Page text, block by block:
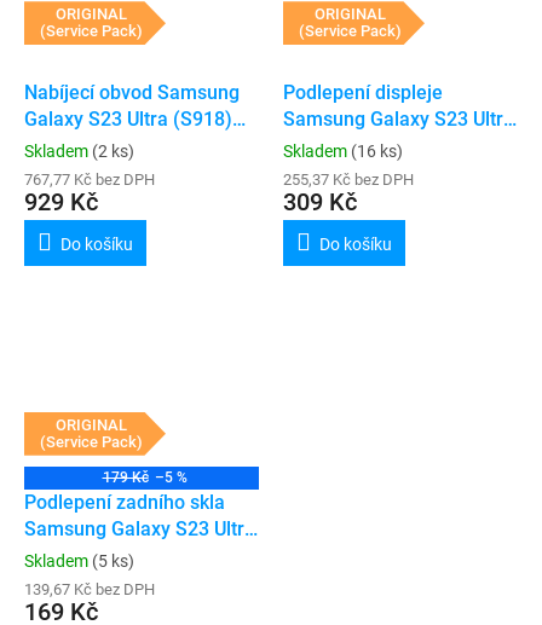
ORIGINAL
(Service Pack)
Nabíjecí obvod Samsung
Galaxy S23 Ultra (S918)
(Service Pack)
Skladem (2 ks)
767,77 Kč bez DPH
929 Kč
Do košíku
ORIGINAL
(Service Pack)
Podlepení displeje
Samsung Galaxy S23 Ultra
(G918)
Skladem (16 ks)
255,37 Kč bez DPH
309 Kč
Do košíku
ORIGINAL
(Service Pack)
179 Kč –5 %
Podlepení zadního skla
Samsung Galaxy S23 Ultra
(S918B)
Skladem (5 ks)
139,67 Kč bez DPH
169 Kč